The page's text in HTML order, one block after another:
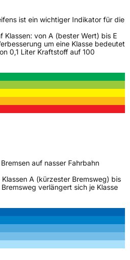
ist ein wichtiger Indikator für die
Klassen: von A (bester Wert) bis E
um eine Klasse bedeutet
0,1 Liter Kraftstoff auf 100
auf nasser Fahrbahn
A (kürzester Bremsweg) bis
verlängert sich je Klasse